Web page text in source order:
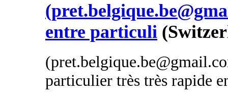
entre particuli
particulier très très rapide